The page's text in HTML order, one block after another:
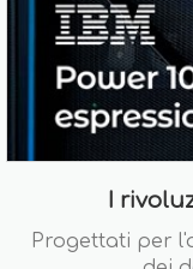
I
Progettati per